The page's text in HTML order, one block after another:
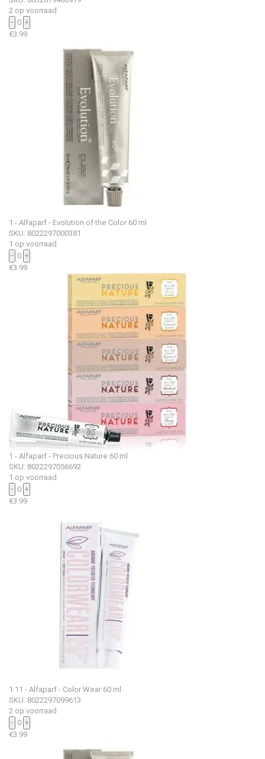
2 op voorraad
− 0 +
€3.99
1 - Alfaparf - Evolution of the Color 60 ml
SKU: 8022297000381
1 op voorraad
− 0 +
€3.99
1 - Alfaparf - Precious Nature 60 ml
SKU: 8022297056692
1 op voorraad
− 0 +
€3.99
1.11 - Alfaparf - Color Wear 60 ml
SKU: 8022297099613
2 op voorraad
− 0 +
€3.99